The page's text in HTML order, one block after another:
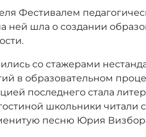
Фестивалем
ней шла о создании
со стажерами
в образовательном
последнего стала
школьники читали
песню Юрия